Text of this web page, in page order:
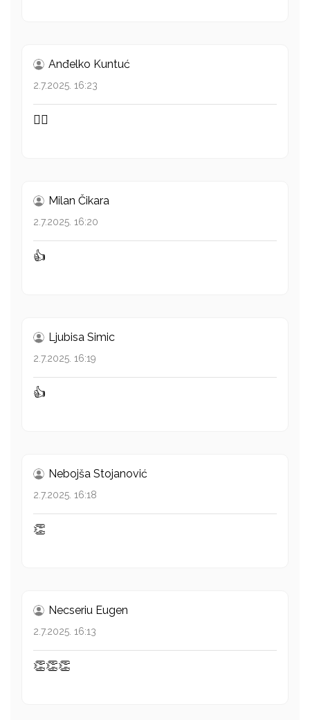
Anđelko Kuntuć
2.7.2025. 16:23
👍🏻
Milan Čikara
2.7.2025. 16:20
👍
Ljubisa Simic
2.7.2025. 16:19
👍
Nebojša Stojanović
2.7.2025. 16:18
👏
Necseriu Eugen
2.7.2025. 16:13
👏👏👏